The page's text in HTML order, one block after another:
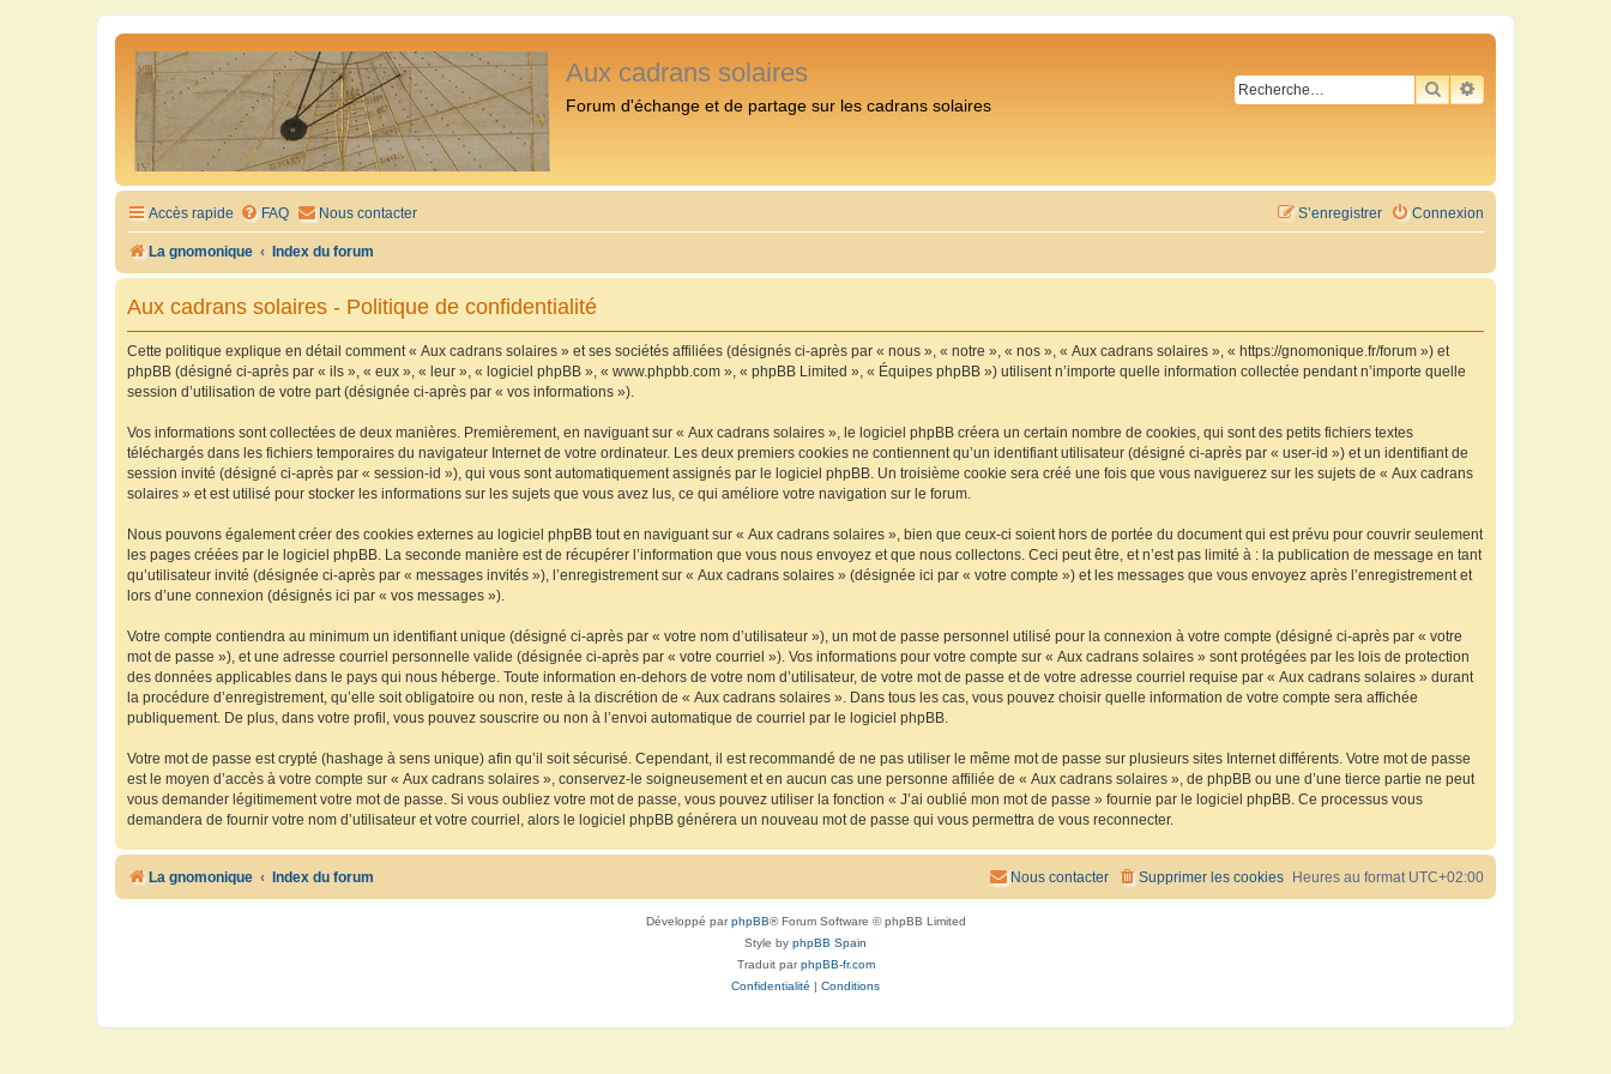
Aux cadrans solaires
Forum d'échange et de partage sur les cadrans solaires
RECHERCHER
RECHERCHE
Accès rapide FAQ Nous contacter Connexion
S’enregistrer
La gnomonique Index du forum
Aux cadrans solaires - Politique de confidentialité
Cette politique explique en détail comment « Aux cadrans solaires » et ses sociétés affiliées (désignés ci-après par « nous », « notre », « nos », « Aux cadrans solaires », « https://gnomonique.fr/forum ») et
phpBB (désigné ci-après par « ils », « eux », « leur », « logiciel phpBB », « www.phpbb.com », « phpBB Limited », « Équipes phpBB ») utilisent n’importe quelle information collectée pendant n’importe quelle
session d’utilisation de votre part (désignée ci-après par « vos informations »).
Vos informations sont collectées de deux manières. Premièrement, en naviguant sur « Aux cadrans solaires », le logiciel phpBB créera un certain nombre de cookies, qui sont des petits fichiers textes
téléchargés dans les fichiers temporaires du navigateur Internet de votre ordinateur. Les deux premiers cookies ne contiennent qu’un identifiant utilisateur (désigné ci-après par « user-id ») et un identifiant de
session invité (désigné ci-après par « session-id »), qui vous sont automatiquement assignés par le logiciel phpBB. Un troisième cookie sera créé une fois que vous naviguerez sur les sujets de « Aux cadrans
solaires » et est utilisé pour stocker les informations sur les sujets que vous avez lus, ce qui améliore votre navigation sur le forum.
Nous pouvons également créer des cookies externes au logiciel phpBB tout en naviguant sur « Aux cadrans solaires », bien que ceux-ci soient hors de portée du document qui est prévu pour couvrir seulement
les pages créées par le logiciel phpBB. La seconde manière est de récupérer l’information que vous nous envoyez et que nous collectons. Ceci peut être, et n’est pas limité à : la publication de message en tant
qu’utilisateur invité (désignée ci-après par « messages invités »), l’enregistrement sur « Aux cadrans solaires » (désignée ici par « votre compte ») et les messages que vous envoyez après l’enregistrement et
lors d’une connexion (désignés ici par « vos messages »).
Votre compte contiendra au minimum un identifiant unique (désigné ci-après par « votre nom d’utilisateur »), un mot de passe personnel utilisé pour la connexion à votre compte (désigné ci-après par « votre
mot de passe »), et une adresse courriel personnelle valide (désignée ci-après par « votre courriel »). Vos informations pour votre compte sur « Aux cadrans solaires » sont protégées par les lois de protection
des données applicables dans le pays qui nous héberge. Toute information en-dehors de votre nom d’utilisateur, de votre mot de passe et de votre adresse courriel requise par « Aux cadrans solaires » durant
la procédure d’enregistrement, qu’elle soit obligatoire ou non, reste à la discrétion de « Aux cadrans solaires ». Dans tous les cas, vous pouvez choisir quelle information de votre compte sera affichée
publiquement. De plus, dans votre profil, vous pouvez souscrire ou non à l’envoi automatique de courriel par le logiciel phpBB.
Votre mot de passe est crypté (hashage à sens unique) afin qu’il soit sécurisé. Cependant, il est recommandé de ne pas utiliser le même mot de passe sur plusieurs sites Internet différents. Votre mot de passe
est le moyen d’accès à votre compte sur « Aux cadrans solaires », conservez-le soigneusement et en aucun cas une personne affiliée de « Aux cadrans solaires », de phpBB ou une d’une tierce partie ne peut
vous demander légitimement votre mot de passe. Si vous oubliez votre mot de passe, vous pouvez utiliser la fonction « J’ai oublié mon mot de passe » fournie par le logiciel phpBB. Ce processus vous
demandera de fournir votre nom d’utilisateur et votre courriel, alors le logiciel phpBB générera un nouveau mot de passe qui vous permettra de vous reconnecter.
La gnomonique Index du forum Heures au format UTC+02:00
Supprimer les cookies
Nous contacter
Développé parphpBB® Forum Software © phpBB Limited
Style by phpBB Spain
Traduit parphpBB-fr.com
Confidentialité
Conditions